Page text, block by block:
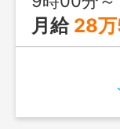
月給 28万